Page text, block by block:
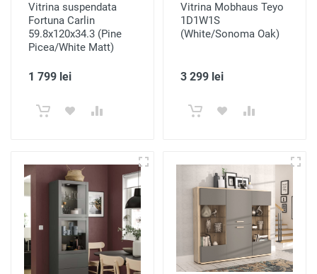
Vitrina suspendata
Fortuna Carlin
59.8x120x34.3 (Pine
Picea/White Matt)
1 799 lei
Vitrina Mobhaus Teyo
1D1W1S
(White/Sonoma Oak)
3 299 lei